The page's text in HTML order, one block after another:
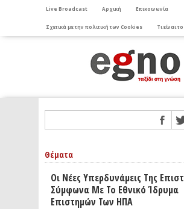
Live Broadcast Αρχική Επικοινωνία
Σχετικά με την πολιτική των Cookies Τι είναι
Θέματα
Οι Νέες Υπερδυνάμεις Της
Σύμφωνα Με Το Εθνικό Ίδρυμα
Επιστημών Των ΗΠΑ